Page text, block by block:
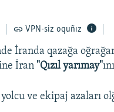
VPN-siz oquñız
İranda qazağa
İran "Qızıl yarımay"
ve ekipaj azaları